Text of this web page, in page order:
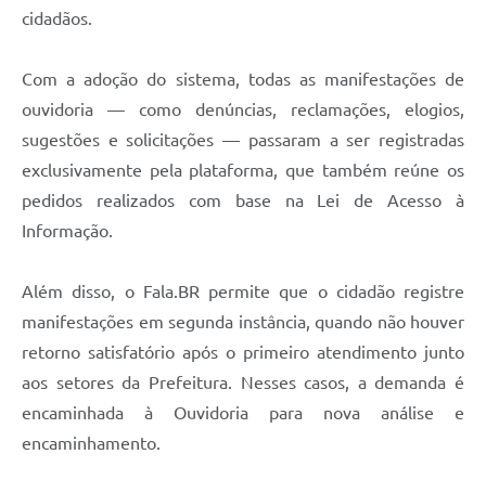
Arquivos para Download
Contas Públicas
Legislação
Links Úteis
Serviços Online
cidadãos.
Com a adoção do sistema, todas as manifestações de
ouvidoria — como denúncias, reclamações, elogios,
sugestões e solicitações — passaram a ser registradas
exclusivamente pela plataforma, que também reúne os
pedidos realizados com base na Lei de Acesso à
Informação.
Além disso, o Fala.BR permite que o cidadão registre
manifestações em segunda instância, quando não houver
retorno satisfatório após o primeiro atendimento junto
aos setores da Prefeitura. Nesses casos, a demanda é
encaminhada à Ouvidoria para nova análise e
encaminhamento.